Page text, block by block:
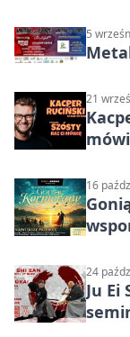
5
21
16
24
Ju Ei